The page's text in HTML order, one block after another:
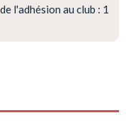
l'adhésion au club : 1